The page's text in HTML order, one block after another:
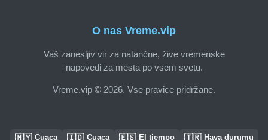
O nas Vreme.vip
Vaš zanesljiv vir za natančne, žive vremenske
napovedi za mesta po vsem svetu.
Vreme.vip © 2026. Vse pravice pridržane.
🇲🇾 Cuaca 🇮🇩 Cuaca 🇪🇸 El tiempo 🇹🇷 Hava durumu